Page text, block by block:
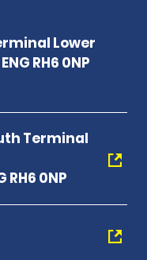
Terminal
RH6 0NP